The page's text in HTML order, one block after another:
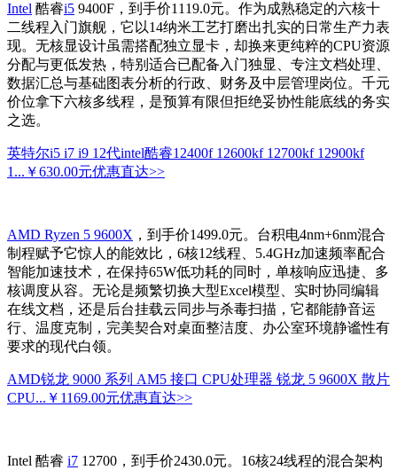
Intel 酷睿i5 9400F，到手价1119.0元。作为成熟稳定的六核十
二线程入门旗舰，它以14纳米工艺打磨出扎实的日常生产力表
现。无核显设计虽需搭配独立显卡，却换来更纯粹的CPU资源
分配与更低发热，特别适合已配备入门独显、专注文档处理、
数据汇总与基础图表分析的行政、财务及中层管理岗位。千元
价位拿下六核多线程，是预算有限但拒绝妥协性能底线的务实
之选。
英特尔i5 i7 i9 12代intel酷睿12400f 12600kf 12700kf 12900kf
1... ￥630.00元优惠直达>>
AMD Ryzen 5 9600X ，到手价1499.0元。台积电4nm+6nm混合
制程赋予它惊人的能效比，6核12线程、5.4GHz加速频率配合
智能加速技术，在保持65W低功耗的同时，单核响应迅捷、多
核调度从容。无论是频繁切换大型Excel模型、实时协同编辑
在线文档，还是后台挂载云同步与杀毒扫描，它都能静音运
行、温度克制，完美契合对桌面整洁度、办公室环境静谧性有
要求的现代白领。
AMD锐龙 9000 系列 AM5 接口 CPU处理器 锐龙 5 9600X 散片
CPU... ￥1169.00元优惠直达>>
Intel 酷睿 i7 12700，到手价2430.0元。16核24线程的混合架构